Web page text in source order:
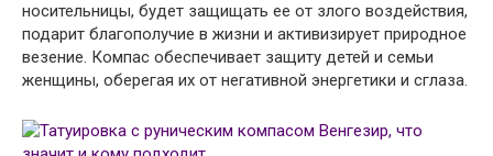
носительницы, будет защищать ее от злого воздействия,
подарит благополучие в жизни и активизирует природное
везение. Компас обеспечивает защиту детей и семьи
женщины, оберегая их от негативной энергетики и сглаза.